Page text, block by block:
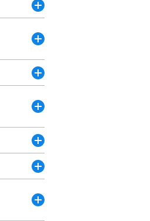
く
開
く
く
開
く
く
開
く
開
く